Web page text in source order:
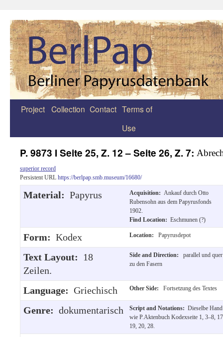
Zum
Project Collection Contact Terms of
Use
P. 9873 I Seite 25, Z. 12 – Seite 26, Z. 7:
superior record
Persistent URL https://berlpap.smb.museum/16680/
Material: Papyrus Acquisition: Ankauf durch Otto
Rubensohn aus dem Papyrusfonds
1902.
Find Location: Eschmunen (?)
Form: Kodex Location: Papyrusdepot
Text Layout: 18
Zeilen.
Side and Direction:
parallel und quer
zu den Fasern
Language: Griechisch Other Side: Fortsetzung des Textes
Genre: dokumentarisch Script and Notations: Dieselbe Hand
wie P.Aktenbuch Kodexseite 1, 3–8,
19, 20, 28.